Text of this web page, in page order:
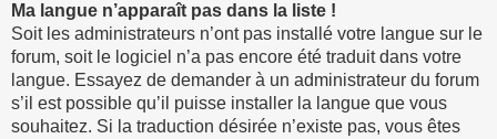
Ma langue n’apparaît pas dans la liste !
Soit les administrateurs n’ont pas installé votre langue sur le
forum, soit le logiciel n’a pas encore été traduit dans votre
langue. Essayez de demander à un administrateur du forum
s’il est possible qu’il puisse installer la langue que vous
souhaitez. Si la traduction désirée n’existe pas, vous êtes